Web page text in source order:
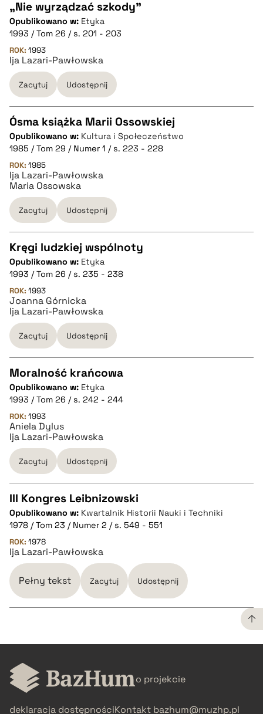
pobierz cytat
CZYSTY TEKST
pobierz cytat
BIBTEX
pobierz cytat
„Nie wyrządzać szkody”
Opublikowano w: Etyka
1993 / Tom 26 / s. 201 - 203
ROK: 1993
Ija Lazari-Pawłowska
Zacytuj Udostępnij
CZYSTY TEKST
pobierz cytat
BIBTEX
pobierz cytat
Ósma książka Marii Ossowskiej
Opublikowano w: Kultura i Społeczeństwo
1985 / Tom 29 / Numer 1 / s. 223 - 228
ROK: 1985
Ija Lazari-Pawłowska
Maria Ossowska
Zacytuj Udostępnij
CZYSTY TEKST
pobierz cytat
BIBTEX
pobierz cytat
Kręgi ludzkiej wspólnoty
Opublikowano w: Etyka
1993 / Tom 26 / s. 235 - 238
ROK: 1993
Joanna Górnicka
Ija Lazari-Pawłowska
Zacytuj Udostępnij
CZYSTY TEKST
pobierz cytat
BIBTEX
pobierz cytat
Moralność krańcowa
Opublikowano w: Etyka
1993 / Tom 26 / s. 242 - 244
ROK: 1993
Aniela Dylus
Ija Lazari-Pawłowska
Zacytuj Udostępnij
CZYSTY TEKST
pobierz cytat
III Kongres Leibnizowski
Opublikowano w: Kwartalnik Historii Nauki i Techniki
1978 / Tom 23 / Numer 2 / s. 549 - 551
ROK: 1978
Ija Lazari-Pawłowska
Pełny tekst Zacytuj Udostępnij
CZYSTY TEKST
pobierz cytat o projekcie
deklaracja dostępnościKontakt bazhum@muzhp.pl